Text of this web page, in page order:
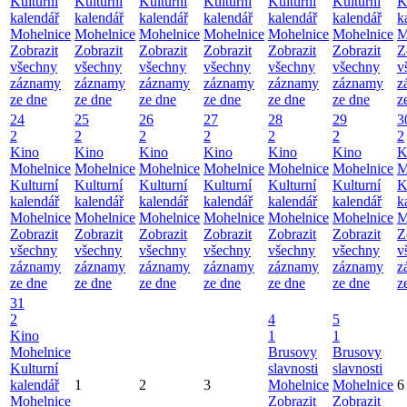
kalendář
Mohelnice
Zobrazit
všechny
záznamy
ze dne
kalendář
Mohelnice
Zobrazit
všechny
záznamy
ze dne
kalendář
Mohelnice
Zobrazit
všechny
záznamy
ze dne
kalendář
Mohelnice
Zobrazit
všechny
záznamy
ze dne
kalendář
Mohelnice
Zobrazit
všechny
záznamy
ze dne
kalendář
Mohelnice
Zobrazit
všechny
záznamy
ze dne
24
2
Kino
Mohelnice
Kulturní
kalendář
Mohelnice
Zobrazit
všechny
záznamy
ze dne
25
2
Kino
Mohelnice
Kulturní
kalendář
Mohelnice
Zobrazit
všechny
záznamy
ze dne
26
2
Kino
Mohelnice
Kulturní
kalendář
Mohelnice
Zobrazit
všechny
záznamy
ze dne
27
2
Kino
Mohelnice
Kulturní
kalendář
Mohelnice
Zobrazit
všechny
záznamy
ze dne
28
2
Kino
Mohelnice
Kulturní
kalendář
Mohelnice
Zobrazit
všechny
záznamy
ze dne
29
2
Kino
Mohelnice
Kulturní
kalendář
Mohelnice
Zobrazit
všechny
záznamy
ze dne
2
31
2
Kino
Mohelnice
Kulturní
kalendář
Mohelnice
1 2 3
4
1
Brusovy
slavnosti
Mohelnice
Zobrazit
5
1
Brusovy
slavnosti
Mohelnice
Zobrazit
6